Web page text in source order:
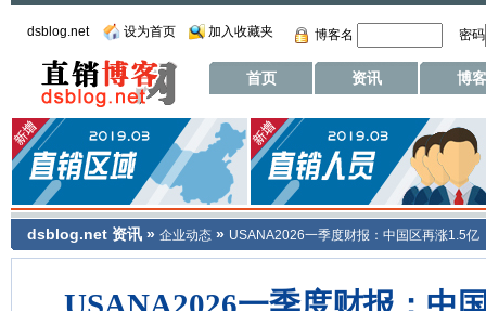
dsblog.net 设为首页 加入收藏夹 博客名 密码
首页 资讯 博客
dsblog.net 资讯 » 企业动态 » USANA2026一季度财报：中国区再涨1.5亿